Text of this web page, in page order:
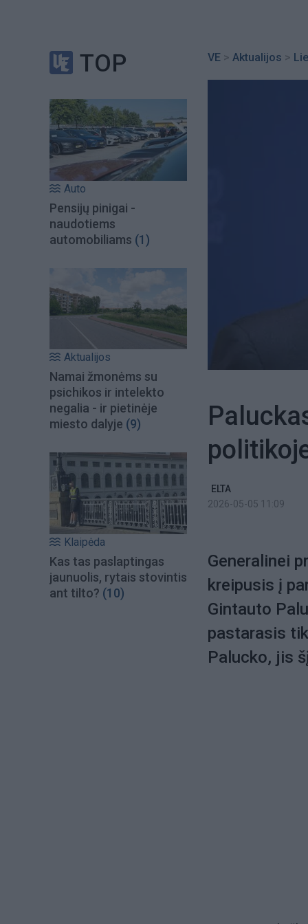
TOP
Auto
Pensijų pinigai -
naudotiems
automobiliams (1)
Aktualijos
Namai žmonėms su
psichikos ir intelekto
negalia - ir pietinėje
miesto dalyje (9)
Klaipėda
Kas tas paslaptingas
jaunuolis, rytais stovintis
ant tilto? (10)
VE > Aktualijos >
ELTA
2026-05-05 11:09
Generalinei
kreipusis į
Gintauto
pastarasis
Palucko, jis